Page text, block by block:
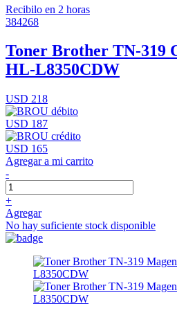
Recibilo en 2 horas
384268
Toner Brother TN-319
HL-L8350CDW
USD 218
USD 187
USD 165
Agregar a mi carrito
-
+
Agregar
No hay suficiente stock disponible